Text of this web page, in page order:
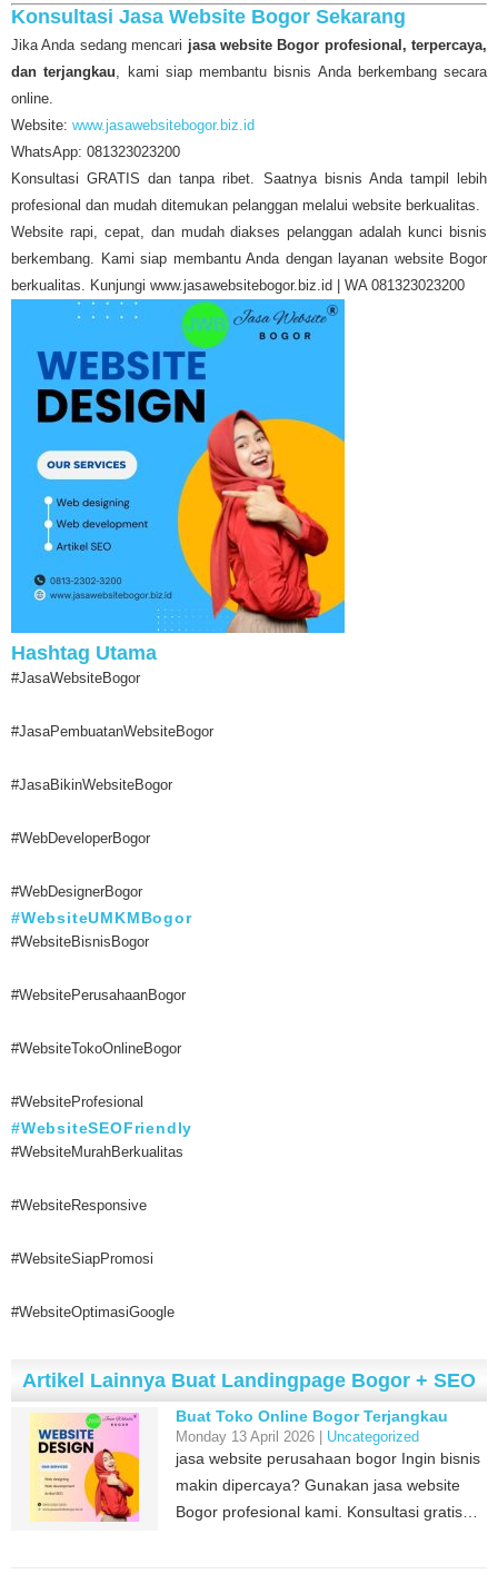
Konsultasi Jasa Website Bogor Sekarang
Jika Anda sedang mencari jasa website Bogor profesional, terpercaya,
dan terjangkau, kami siap membantu bisnis Anda berkembang secara
online.
Website: www.jasawebsitebogor.biz.id
WhatsApp: 081323023200
Konsultasi GRATIS dan tanpa ribet. Saatnya bisnis Anda tampil lebih
profesional dan mudah ditemukan pelanggan melalui website berkualitas.
Website rapi, cepat, dan mudah diakses pelanggan adalah kunci bisnis
berkembang. Kami siap membantu Anda dengan layanan website Bogor
berkualitas. Kunjungi www.jasawebsitebogor.biz.id | WA 081323023200
Hashtag Utama
#JasaWebsiteBogor
#JasaPembuatanWebsiteBogor
#JasaBikinWebsiteBogor
#WebDeveloperBogor
#WebDesignerBogor
#WebsiteUMKMBogor
#WebsiteBisnisBogor
#WebsitePerusahaanBogor
#WebsiteTokoOnlineBogor
#WebsiteProfesional
#WebsiteSEOFriendly
#WebsiteMurahBerkualitas
#WebsiteResponsive
#WebsiteSiapPromosi
#WebsiteOptimasiGoogle
Artikel Lainnya Buat Landingpage Bogor + SEO
Buat Toko Online Bogor Terjangkau
Monday 13 April 2026 | Uncategorized
jasa website perusahaan bogor Ingin bisnis
makin dipercaya? Gunakan jasa website
Bogor profesional kami. Konsultasi gratis…